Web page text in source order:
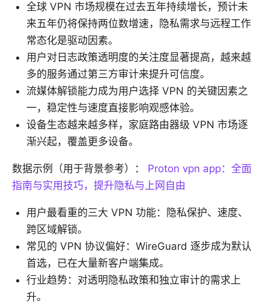
全球 VPN 市场规模在过去五年持续增长，预计未
来五年仍将保持两位数增速，隐私需求与远程工作
常态化是驱动因素。
用户对日志政策透明度的关注度显著提高，越来越
多的服务通过第三方审计来提升可信度。
流媒体解锁能力成为用户选择 VPN 的关键因素之
一，稳定性与速度直接影响观感体验。
设备生态越来越多样，家庭路由器级 VPN 市场逐
渐兴起，覆盖更多设备。
数据示例（用于背景参考）： Proton vpn app：全面
指南与实用技巧，提升隐私与上网自由
用户最看重的三大 VPN 功能：隐私保护、速度、
跨区域解锁。
常见的 VPN 协议偏好：WireGuard 逐步成为默认
首选，已在大量新客户端集成。
行业趋势：对透明隐私政策和独立审计的需求上
升。